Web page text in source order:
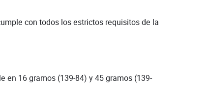
con todos los estrictos requisitos de la
en 16 gramos (139-84) y 45 gramos (139-